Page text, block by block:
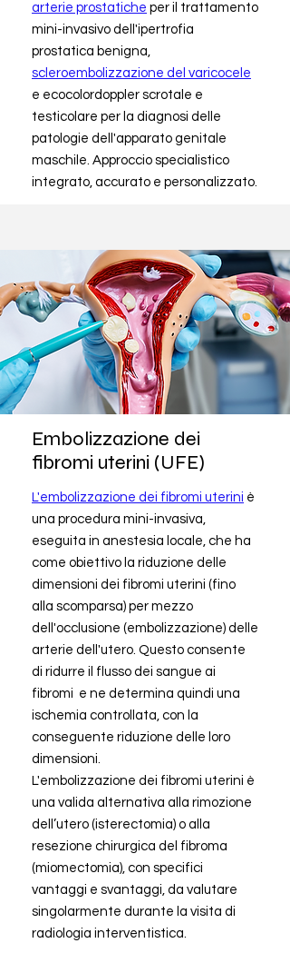
arterie prostatiche per il trattamento
mini-invasivo dell'ipertrofia
prostatica benigna,
scleroembolizzazione del varicocele
e ecocolordoppler scrotale e
testicolare per la diagnosi delle
patologie dell'apparato genitale
maschile. Approccio specialistico
integrato, accurato e personalizzato.
Embolizzazione dei
fibromi uterini (UFE)
L'embolizzazione dei fibromi uterini è
una procedura mini-invasiva,
eseguita in anestesia locale, che ha
come obiettivo la riduzione delle
dimensioni dei fibromi uterini (fino
alla scomparsa) per mezzo
dell'occlusione (embolizzazione) delle
arterie dell'utero. Questo consente
di ridurre il flusso dei sangue ai
fibromi e ne determina quindi una
ischemia controllata, con la
conseguente riduzione delle loro
dimensioni.
L'embolizzazione dei fibromi uterini è
una valida alternativa alla rimozione
dell’utero (isterectomia) o alla
resezione chirurgica del fibroma
(miomectomia), con specifici
vantaggi e svantaggi, da valutare
singolarmente durante la visita di
radiologia interventistica.